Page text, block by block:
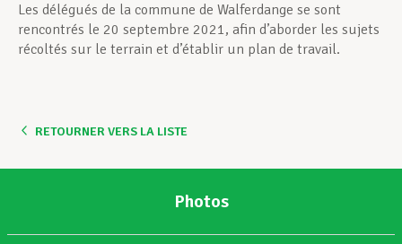
Les délégués de la commune de Walferdange se sont
rencontrés le 20 septembre 2021, afin d’aborder les sujets
récoltés sur le terrain et d’établir un plan de travail.
RETOURNER VERS LA LISTE
Photos